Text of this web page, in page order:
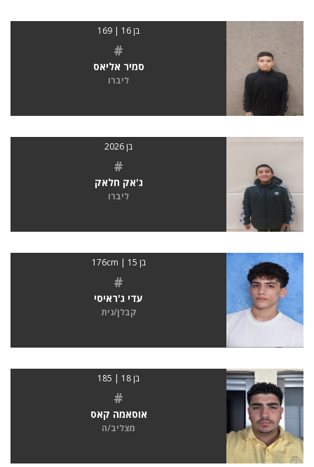
בן 16 | 169
#
סמיר אליאס
ליברו
בן 2026
#
ג'אק חלאק
ליברו
בן 15 | 176cm
#
עדי ג'ראיסי
קבלן/נית
בן 18 | 185
#
אוסאמה קאס
מצליב/ה